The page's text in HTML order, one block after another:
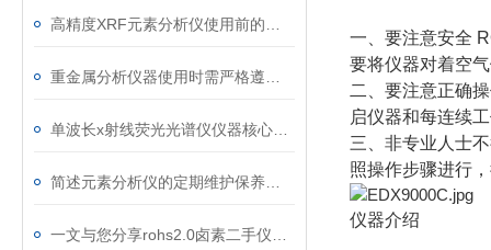
一、要注意安全
要将仪器对着空
二、要注意正确
启仪器和每连续
三、非专业人士
照操作步骤进行
仪器介绍